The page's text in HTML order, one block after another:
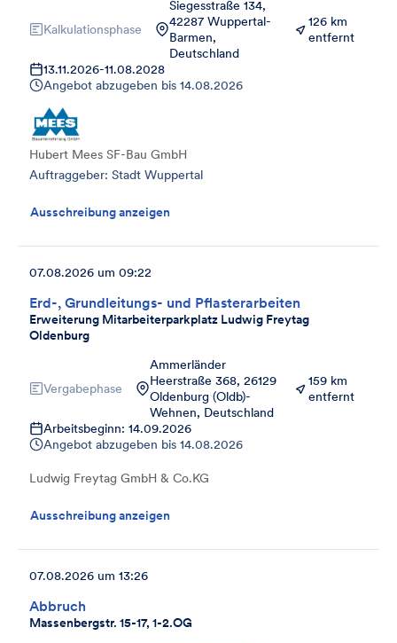
Kalkulationsphase
Siegesstraße 134,
42287 Wuppertal-
Barmen,
Deutschland
126 km
entfernt
13.11.2026-11.08.2028
Angebot abzugeben bis 14.08.2026
Hubert Mees SF-Bau GmbH
Auftraggeber: Stadt Wuppertal
Ausschreibung anzeigen
Erd-, Grundleitungs- und Pflasterarbeiten
Erweiterung Mitarbeiterparkplatz Ludwig Freytag
Oldenburg
07.08.2026 um 09:22
Vergabephase
Ammerländer
Heerstraße 368, 26129
Oldenburg (Oldb)-
Wehnen, Deutschland
159 km
entfernt
Arbeitsbeginn: 14.09.2026
Angebot abzugeben bis 14.08.2026
Ludwig Freytag GmbH & Co.KG
Ausschreibung anzeigen
Abbruch
Massenbergstr. 15-17, 1-2.OG
07.08.2026 um 13:26